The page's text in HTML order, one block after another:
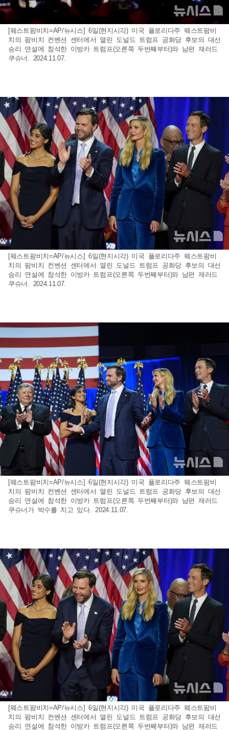
[웨스트팜비치=AP/뉴시스] 6일(현지시각) 미국 플로리다주 웨스트팜비
치의 팜비치 컨벤션 센터에서 열린 도널드 트럼프 공화당 후보의 대선
승리 연설에 참석한 이방카 트럼프(오른쪽 두번째부터)와 남편 재러드
쿠슈너. 2024.11.07.
[웨스트팜비치=AP/뉴시스] 6일(현지시각) 미국 플로리다주 웨스트팜비
치의 팜비치 컨벤션 센터에서 열린 도널드 트럼프 공화당 후보의 대선
승리 연설에 참석한 이방카 트럼프(오른쪽 두번째부터)와 남편 재러드
쿠슈너. 2024.11.07.
[웨스트팜비치=AP/뉴시스] 6일(현지시각) 미국 플로리다주 웨스트팜비
치의 팜비치 컨벤션 센터에서 열린 도널드 트럼프 공화당 후보의 대선
승리 연설에 참석한 이방카 트럼프(오른쪽 두번째부터)와 남편 재러드
쿠슈너가 박수를 치고 있다. 2024.11.07.
[웨스트팜비치=AP/뉴시스] 6일(현지시각) 미국 플로리다주 웨스트팜비
치의 팜비치 컨벤션 센터에서 열린 도널드 트럼프 공화당 후보의 대선
승리 연설에 참석한 이방카 트럼프(오른쪽 두번째부터)와 남편 재러드